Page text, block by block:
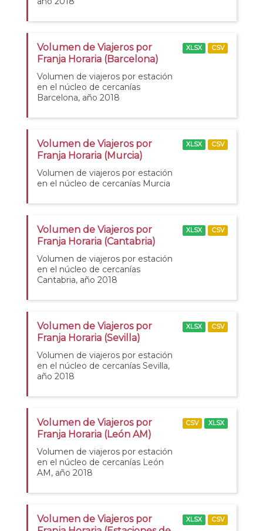
Volumen de Viajeros por
Franja Horaria (Barcelona)
Volumen de viajeros por estación
en el núcleo de cercanías
Barcelona, año 2018
XLSX CSV
Volumen de Viajeros por
Franja Horaria (Murcia)
Volumen de viajeros por estación
en el núcleo de cercanías Murcia
XLSX CSV
Volumen de Viajeros por
Franja Horaria (Cantabria)
Volumen de viajeros por estación
en el núcleo de cercanías
Cantabria, año 2018
XLSX CSV
Volumen de Viajeros por
Franja Horaria (Sevilla)
Volumen de viajeros por estación
en el núcleo de cercanías Sevilla,
año 2018
XLSX CSV
Volumen de Viajeros por
Franja Horaria (León AM)
Volumen de viajeros por estación
en el núcleo de cercanías León
AM, año 2018
CSV XLSX
Volumen de Viajeros por
XLSX CSV